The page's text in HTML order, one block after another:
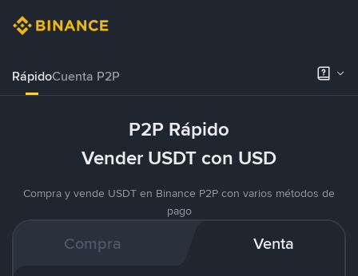
RápidoCuenta P2P
P2P Rápido
Vender USDT con USD
Compra y vende USDT en Binance P2P con varios métodos de
pago
Compra Venta